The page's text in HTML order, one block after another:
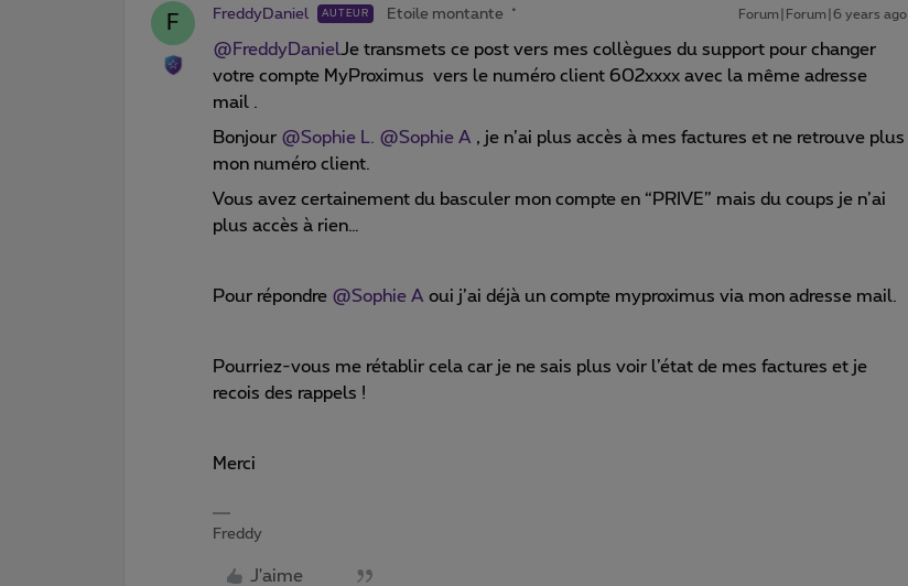
F FreddyDaniel AUTEUR Etoile montante Forum|Forum|6 years ago
@FreddyDanielJe transmets ce post vers mes collègues du support pour changer
votre compte MyProximus vers le numéro client 602xxxx avec la même adresse
mail .
Bonjour @Sophie L. @Sophie A , je n’ai plus accès à mes factures et ne retrouve plus
mon numéro client.
Vous avez certainement du basculer mon compte en “PRIVE” mais du coups je n’ai
plus accès à rien…
Pour répondre @Sophie A oui j’ai déjà un compte myproximus via mon adresse mail.
Pourriez-vous me rétablir cela car je ne sais plus voir l’état de mes factures et je
recois des rappels !
Merci
Freddy
J'aime